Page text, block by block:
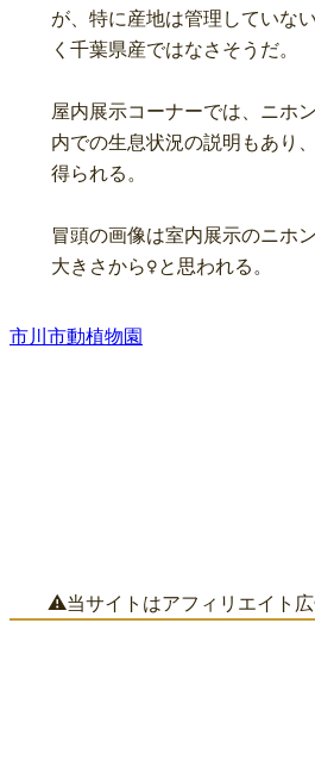
が、特に産地は管理していな
く千葉県産ではなさそうだ。
屋内展示コーナーでは、ニホ
内での生息状況の説明もあり
得られる。
冒頭の画像は室内展示のニホン
大きさから♀と思われる。
市川市動植物園
⚠️当サイトはアフィリエイト